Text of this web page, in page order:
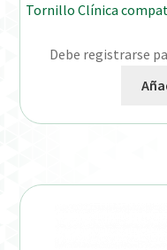
Tornillo Clínica
Debe registrarse